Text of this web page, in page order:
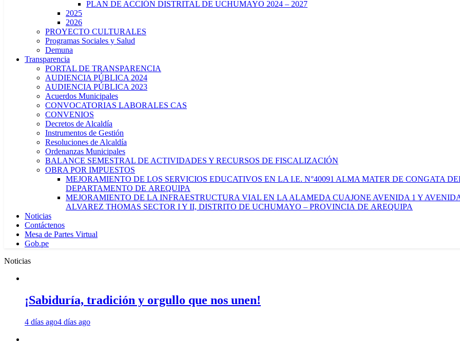
PLAN DE ACCIÓN DISTRITAL DE UCHUMAYO 2024 – 2027
2025
2026
PROYECTO CULTURALES
Programas Sociales y Salud
Demuna
Transparencia
PORTAL DE TRANSPARENCIA
AUDIENCIA PÚBLICA 2024
AUDIENCIA PÚBLICA 2023
Acuerdos Municipales
CONVOCATORIAS LABORALES CAS
CONVENIOS
Decretos de Alcaldía
Instrumentos de Gestión
Resoluciones de Alcaldía
Ordenanzas Municipales
BALANCE SEMESTRAL DE ACTIVIDADES Y RECURSOS DE FISCALIZACIÓN
OBRA POR IMPUESTOS
MEJORAMIENTO DE LOS SERVICIOS EDUCATIVOS EN LA I.E. N°40091 ALMA MATER DE CONGATA
DEPARTAMENTO DE AREQUIPA
MEJORAMIENTO DE LA INFRAESTRUCTURA VIAL EN LA ALAMEDA CUAJONE AVENIDA 1 Y
ALVAREZ THOMAS SECTOR I Y II, DISTRITO DE UCHUMAYO – PROVINCIA DE AREQUIPA
Noticias
Contáctenos
Mesa de Partes Virtual
Gob.pe
Noticias
¡Sabiduría, tradición y orgullo que nos unen!
4 días ago4 días ago